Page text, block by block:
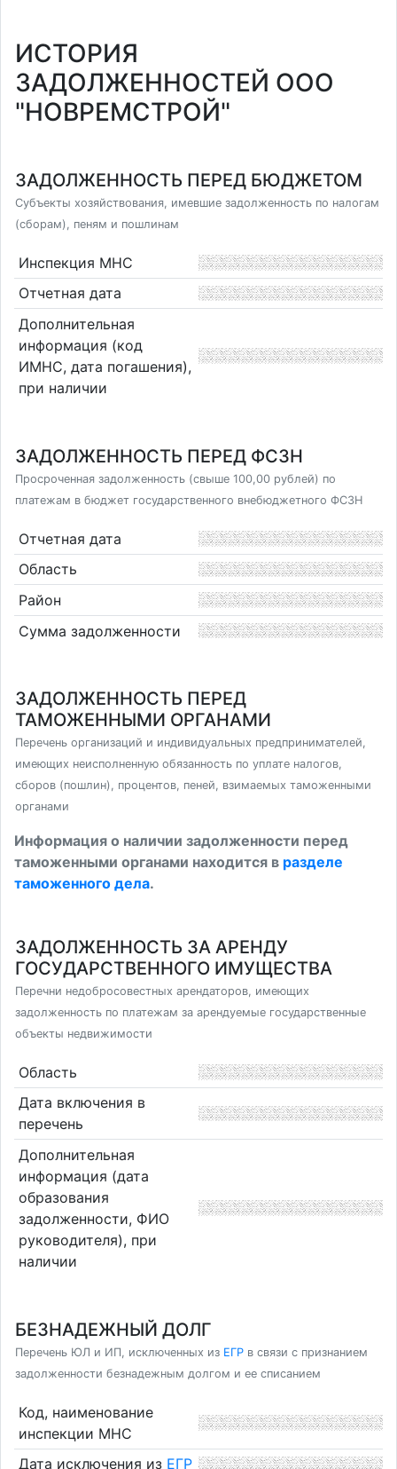
ИСТОРИЯ
ЗАДОЛЖЕННОСТЕЙ ООО
"НОВРЕМСТРОЙ"
ЗАДОЛЖЕННОСТЬ ПЕРЕД БЮДЖЕТОМ
Субъекты хозяйствования, имевшие задолженность по налогам
(сборам), пеням и пошлинам
Инспекция МНС
Отчетная дата
Дополнительная
информация (код
ИМНС, дата погашения),
при наличии
ЗАДОЛЖЕННОСТЬ ПЕРЕД ФСЗН
Просроченная задолженность (свыше 100,00 рублей) по
платежам в бюджет государственного внебюджетного ФСЗН
Отчетная дата
Область
Район
Сумма задолженности
ЗАДОЛЖЕННОСТЬ ПЕРЕД
ТАМОЖЕННЫМИ ОРГАНАМИ
Перечень организаций и индивидуальных предпринимателей,
имеющих неисполненную обязанность по уплате налогов,
сборов (пошлин), процентов, пеней, взимаемых таможенными
органами
Информация о наличии задолженности перед
таможенными органами находится в разделе
таможенного дела.
ЗАДОЛЖЕННОСТЬ ЗА АРЕНДУ
ГОСУДАРСТВЕННОГО ИМУЩЕСТВА
Перечни недобросовестных арендаторов, имеющих
задолженность по платежам за арендуемые государственные
объекты недвижимости
Область
Дата включения в
перечень
Дополнительная
информация (дата
образования
задолженности, ФИО
руководителя), при
наличии
БЕЗНАДЕЖНЫЙ ДОЛГ
Перечень ЮЛ и ИП, исключенных из ЕГР в связи с признанием
задолженности безнадежным долгом и ее списанием
Код, наименование
инспекции МНС
Дата исключения из ЕГР